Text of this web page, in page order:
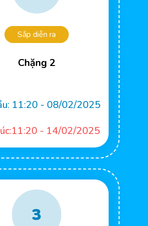
Sắp diễn ra
Chặng 2
11:20 - 08/02/2025
- 14/02/2025
3